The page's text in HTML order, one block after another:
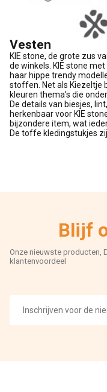
Vesten
KIE stone, de grote zus
de winkels. KIE stone
haar hippe trendy
stoffen. Net als Kiezeltje
kleuren thema’s die
De details van biesjes,
herkenbaar voor KIE
bijzondere item, wat
De toffe kledingstukjes
Blijf
Onze nieuwste producten,
klantenvoordeel
mailadres